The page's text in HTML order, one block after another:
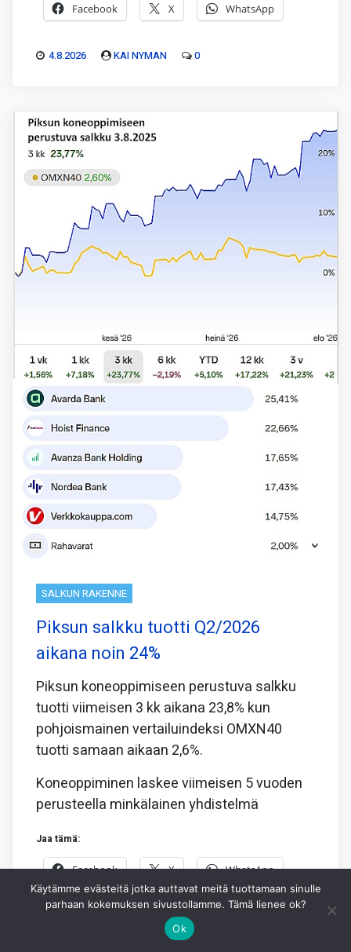
Facebook X WhatsApp
4.8.2026 KAI NYMAN 0
SALKUN RAKENNE
Piksun salkku tuotti Q2/2026
aikana noin 24%
Piksun koneoppimiseen perustuva salkku
tuotti viimeisen 3 kk aikana 23,8% kun
pohjoismainen vertailuindeksi OMXN40
tuotti samaan aikaan 2,6%.
Koneoppiminen laskee viimeisen 5 vuoden
perusteella minkälainen yhdistelmä
Jaa tämä:
Facebook X WhatsApp
PIKSU TOIMITUS
Käytämme evästeitä jotka auttavat meitä tuottamaan sinulle
parhaan kokemuksen sivustollamme. Tämä lienee ok?
Ok